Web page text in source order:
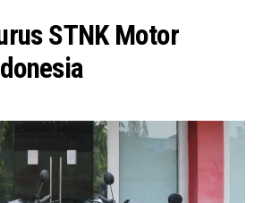
STNK Motor